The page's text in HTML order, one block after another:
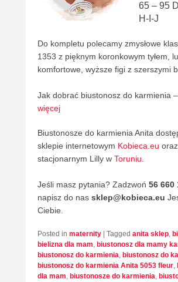
65 – 95
H-I-J
Do kompletu polecamy zmysłowe
1353 z pięknym koronkowym tyłem,
komfortowe, wyższe figi z szerszymi
Jak dobrać biustonosz do karmienia –
więcej
Biustonosze do karmienia Anita
sklepie internetowym Kobieca.eu
stacjonarnym Lilly w Toruniu.
Jeśli masz pytania? Zadzwoń 56 660
napisz do nas sklep@kobieca.eu
Ciebie.
Posted in maternity Tagged anita sklep,
bielizna dla mam, biustonosz dla mamy
biustonosz do karmienia, biustonosz do
biustonosz do karmienia Anita 5053 fleur,
dla mam, biustonosze do karmienia,